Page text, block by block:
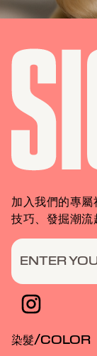
加入我們的專
技巧、發掘潮流
ENTER
染髮/COLOR